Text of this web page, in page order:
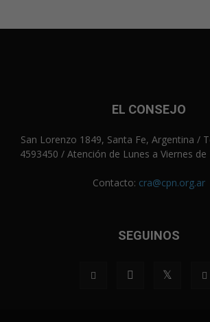
EL CONSEJO
San Lorenzo 1849, Santa Fe, Argentina /
4593450 / Atención de Lunes a Viernes de
Contacto: cra@cpn.org.ar
SEGUINOS